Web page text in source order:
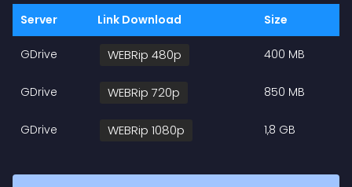
Server Link Download Size
GDrive WEBRip 480p 400 MB
GDrive WEBRip 720p 850 MB
GDrive WEBRip 1080p 1,8 GB